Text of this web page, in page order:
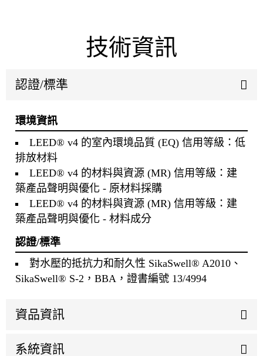
技術資訊
認證/標準
環境資訊
LEED® v4 的室內環境品質 (EQ) 信用等級：低
排放材料
LEED® v4 的材料與資源 (MR) 信用等級：建
築產品聲明與優化 - 原材料採購
LEED® v4 的材料與資源 (MR) 信用等級：建
築產品聲明與優化 - 材料成分
認證/標準
對水壓的抵抗力和耐久性 SikaSwell® A2010、
SikaSwell® S-2，BBA，證書編號 13/4994
資品資訊
系統資訊